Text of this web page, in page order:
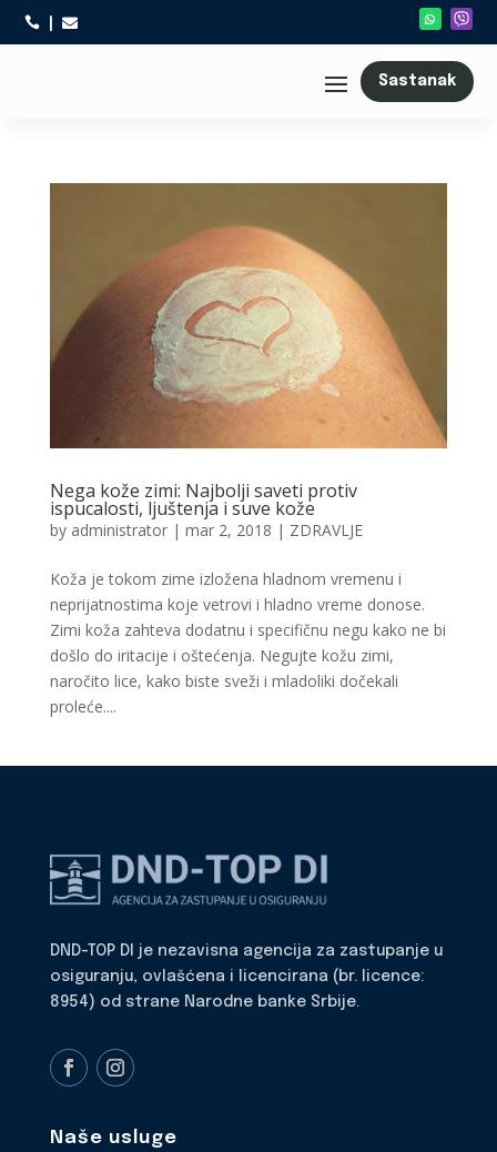
 
Sastanak
Nega kože zimi: Najbolji saveti protiv
ispucalosti, ljuštenja i suve kože
by administrator| mar 2, 2018 | ZDRAVLJE
Koža je tokom zime izložena hladnom vremenu i
neprijatnostima koje vetrovi i hladno vreme donose.
Zimi koža zahteva dodatnu i specifičnu negu kako ne bi
došlo do iritacije i oštećenja. Negujte kožu zimi,
naročito lice, kako biste sveži i mladoliki dočekali
proleće....
DND-TOP DI je nezavisna agencija za zastupanje u
osiguranju, ovlašćena i licencirana (br. licence:
8954) od strane Narodne banke Srbije.
Naše usluge